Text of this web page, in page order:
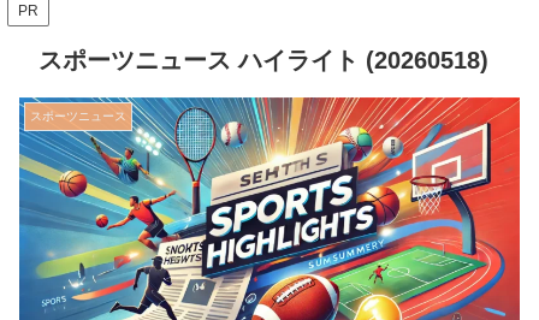
PR
スポーツニュース ハイライト (20260518)
スポーツニュース